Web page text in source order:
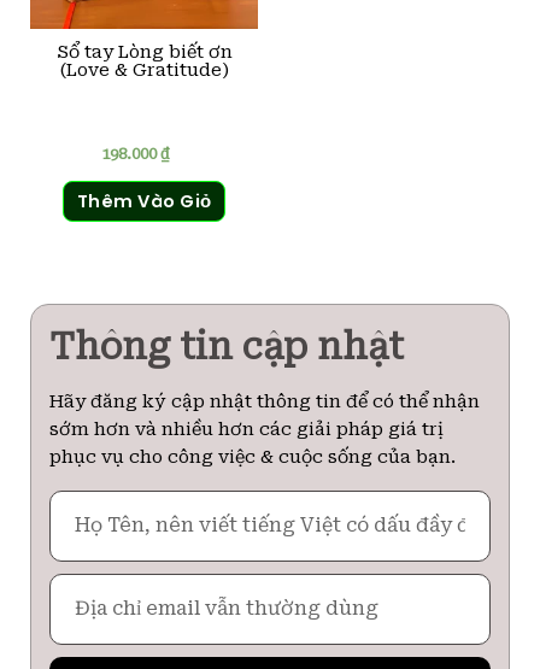
Sổ tay Lòng biết ơn
(Love & Gratitude)
198.000₫
Thêm Vào Giỏ
Thông tin cập nhật
Hãy đăng ký cập nhật thông tin để có thể nhận
sớm hơn và nhiều hơn các giải pháp giá trị
phục vụ cho công việc & cuộc sống của bạn.
Họ
Tên
Email